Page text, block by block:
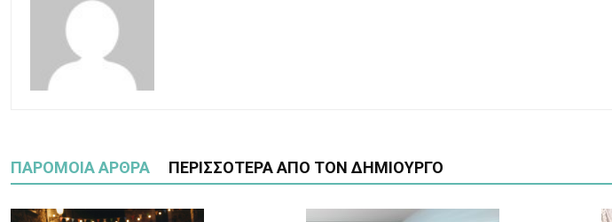
ΠΑΡΟΜΟΙΑ ΑΡΘΡΑ ΠΕΡΙΣΣΟΤΕΡΑ ΑΠΟ ΤΟΝ ΔΗΜΙΟΥΡΓΟ